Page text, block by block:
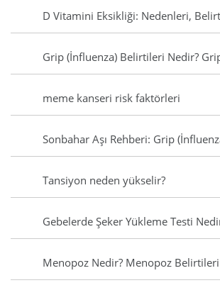
D Vitamini Eksikliği: Nedenleri,
Grip (İnfluenza) Belirtileri Nedir?
meme kanseri risk faktörleri
Sonbahar Aşı Rehberi: Grip
Tansiyon neden yükselir?
Gebelerde Şeker Yükleme Testi
Menopoz Nedir? Menopoz